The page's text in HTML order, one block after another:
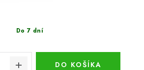
Do 7 dní
DO KOŠÍKA